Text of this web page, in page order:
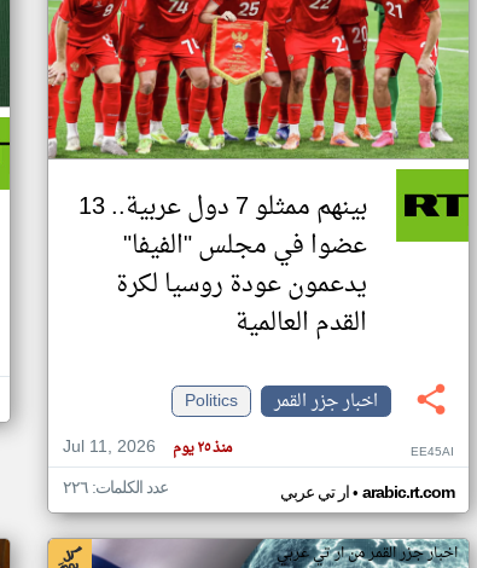
بينهم ممثلو 7 دول عربية.. 13
عضوا في مجلس "الفيفا"
يدعمون عودة روسيا لكرة
القدم العالمية
اخبار جزر القمر
Politics
Jul 11, 2026
منذ ٢٥ يوم EE45AI
ار تي عربي• arabic.rt.com عدد الكلمات: ٢٢٦
اخبار جزر القمر من ار تي عربي